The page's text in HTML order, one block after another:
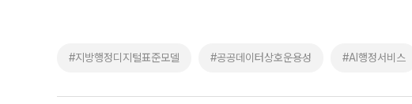
#지방행정디지털표준모델 #공공데이터상호운용성 #AI행정서비스